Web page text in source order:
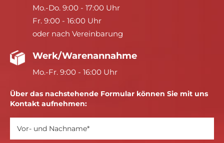
Mo.-Do. 9:00 - 17:00 Uhr
Fr. 9:00 - 16:00 Uhr
oder nach Vereinbarung
Werk/Warenannahme
Mo.-Fr. 9:00 - 16:00 Uhr
Über das nachstehende Formular können Sie mit uns
Kontakt aufnehmen: